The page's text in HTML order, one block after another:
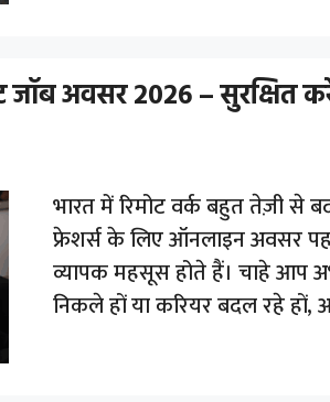
जॉब अवसर 2026 –
भारत में रिमोट वर्क बहुत तेज़ी से
फ्रेशर्स के लिए ऑनलाइन अवसर
व्यापक महसूस होते हैं। चाहे आप
निकले हों या करियर बदल रहे